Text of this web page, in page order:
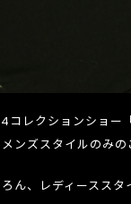
コレクションショー
ンズスタイルのみの
ん、レディーススタ